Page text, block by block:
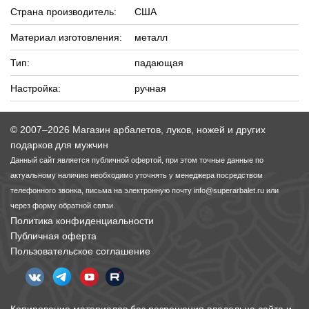
Страна производитель: США
Материал изготовления: металл
Тип: падающая
Настройка: ручная
© 2007–2026 Магазин арбалетов, луков, ножей и других
подарков для мужчин
Данный сайт является публичной офертой, при этом точные данные по
актуальному наличию необходимо уточнять у менеджера посредством
телефонного звонка, письма на электронную почту info@superarbalet.ru или
через форму обратной связи.
Политика конфиденциальности
Публичная оферта
Пользовательское соглашение